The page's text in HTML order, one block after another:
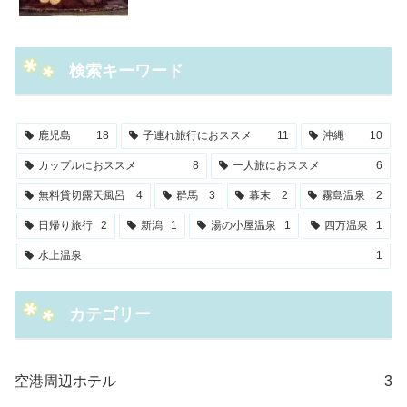
検索キーワード
鹿児島 18 子連れ旅行におススメ 11 沖縄 10
カップルにおススメ 8 一人旅におススメ 6
無料貸切露天風呂 4 群馬 3 幕末 2 霧島温泉 2
日帰り旅行 2 新潟 1 湯の小屋温泉 1 四万温泉 1
水上温泉 1
カテゴリー
空港周辺ホテル 3